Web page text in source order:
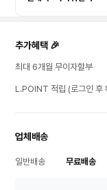
추가혜택 🎉
최대 6개월 무이자할부
L.POINT 적립 (로그인 후
업체배송
일반배송 무료배송